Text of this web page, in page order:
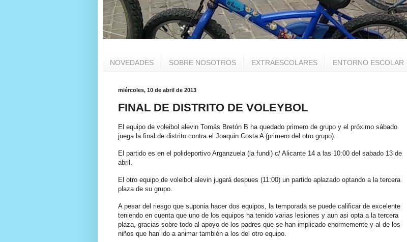
NOVEDADES SOBRE NOSOTROS EXTRAESCOLARES ENTORNO ESCOLAR
miércoles, 10 de abril de 2013
FINAL DE DISTRITO DE VOLEYBOL
El equipo de voleibol alevin Tomás Bretón B ha quedado primero de grupo y el próximo sábado
juega la final de distrito contra el Joaquin Costa A (primero del otro grupo).
El partido es en el polideportivo Arganzuela (la fundi) c/ Alicante 14 a las 10:00 del sabado 13 de
abril.
El otro equipo de voleibol alevin jugará despues (11:00) un partido aplazado optando a la tercera
plaza de su grupo.
A pesar del riesgo que suponia hacer dos equipos, la temporada se puede calificar de excelente
teniendo en cuenta que uno de los equipos ha tenido varias lesiones y aun asi opta a la tercera
plaza, gracias sobre todo al apoyo de los padres que se han implicado enormemente y al de los
niños que han ido a animar también a los del otro equipo.